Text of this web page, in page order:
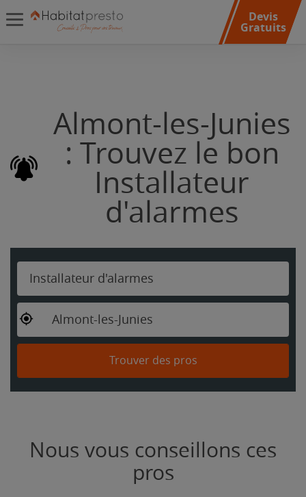
Devis
Gratuits
Almont-les-Junies
: Trouvez le bon
Installateur
d'alarmes
Installateur d'alarmes
Almont-les-Junies
Trouver des pros
Nous vous conseillons ces
pros